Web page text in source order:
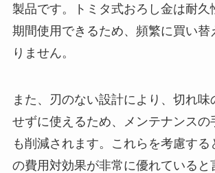
製品です。トミタ式おろし金は耐久
期間使用できるため、頻繁に買い替
りません。
また、刃のない設計により、切れ味
せずに使えるため、メンテナンスの
も削減されます。これらを考慮する
の費用対効果が非常に優れていると